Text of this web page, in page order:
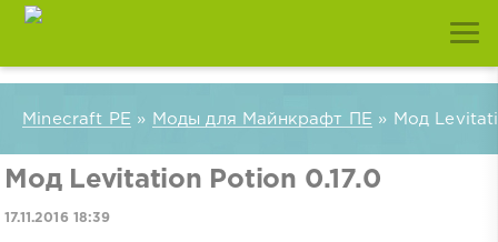
Minecraft PE » Моды для Майнкрафт ПЕ » Мод
Мод Levitation Potion 0.17.0
17.11.2016 18:39